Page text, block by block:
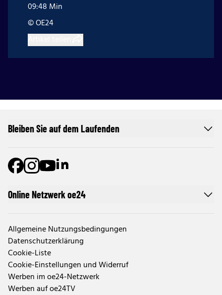
09:48 Min
© OE24
Online Netzwerk oe24
Allgemeine Nutzungsbedingungen
Datenschutzerklärung
Cookie-Liste
Cookie-Einstellungen und Widerruf
Werben im oe24-Netzwerk
Werben auf oe24TV
Bleiben Sie auf dem Laufenden